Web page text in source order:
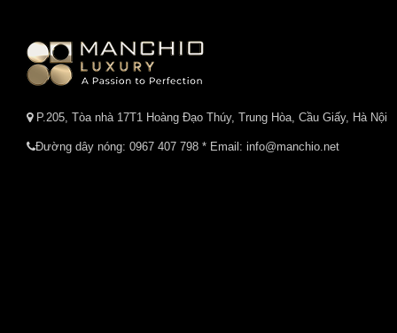
P.205, Tòa nhà 17T1 Hoàng Đạo Thúy, Trung Hòa, Cầu Giấy, Hà Nội
Đường dây nóng: 0967 407 798 * Email: info@manchio.net